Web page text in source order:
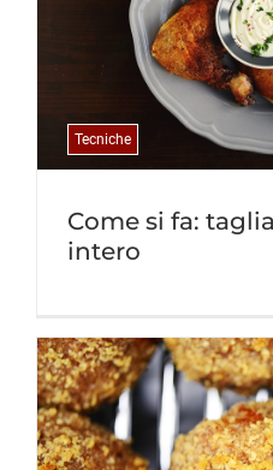
Come si fa:
intero
Tecniche